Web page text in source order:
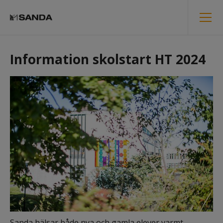
Information skolstart HT 2024